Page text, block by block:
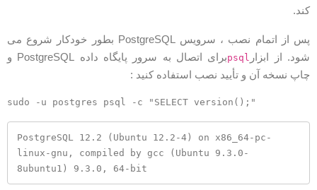
پس از اتمام نصب ، سرویس PostgreSQL بطور خودکار شروع می
از ابزار psql
برای اتصال به سرور پایگاه داده PostgreSQL و
نسخه آن و تأیید نصب استفاده کنید :
PostgreSQL 12.2 (Ubuntu 12.2-4) on x86_64-pc-
linux-gnu, compiled by gcc (Ubuntu 9.3.0-
8ubuntu1) 9.3.0, 64-bit